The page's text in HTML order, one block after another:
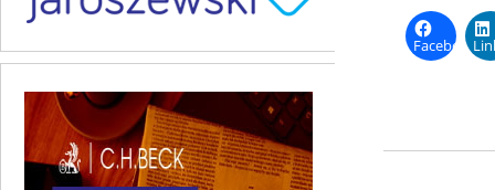
Facebook